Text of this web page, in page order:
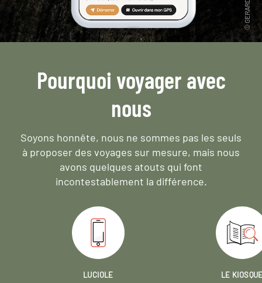
Pourquoi voyager avec
nous
Soyons honnête, nous ne sommes pas les seuls
à proposer des voyages sur mesure, mais nous
avons quelques atouts qui font
incontestablement la différence.
LUCIOLE
LE